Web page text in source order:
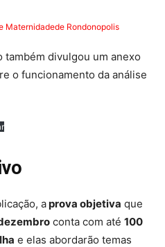
Maternidadede Rondonopolis
divulgou um anexo
o funcionamento da análise
aprova objetiva que
conta com até 100
e elas abordarão temas